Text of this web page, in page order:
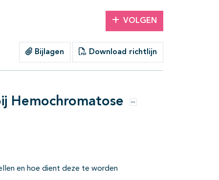
VOLGEN
Bijlagen Download richtlijn
Hemochromatose Opties
en hoe dient deze te worden